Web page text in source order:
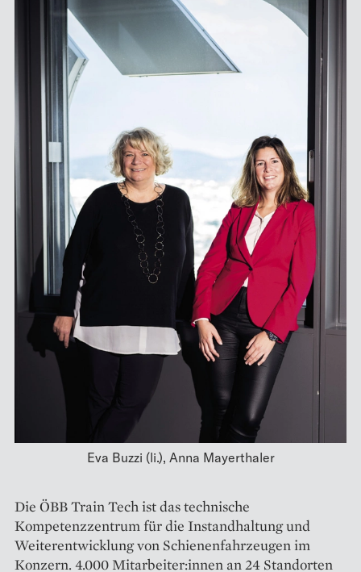
Eva Buzzi (li.), Anna Mayerthaler
Die ÖBB Train Tech ist das technische
Kompetenzzentrum für die Instandhaltung und
Weiter­entwicklung von Schienenfahrzeugen im
Konzern. 4.000 Mitarbeiter:innen an 24 Standorten